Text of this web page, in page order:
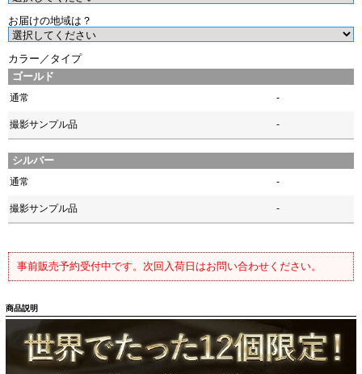
お届けの地域は？
カラー／タイプ
ゴールド
通常 -
撮影サンプル品 -
シルバー
通常 -
撮影サンプル品 -
事前販売予約受付中です。次回入荷日はお問い合わせください。
商品説明